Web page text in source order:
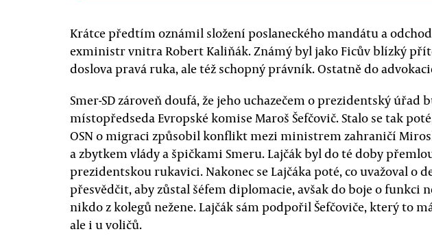
Krátce předtím oznámil složení poslaneckého mandátu a
exministr vnitra Robert Kaliňák. Známý byl jako Ficův blízký
doslova pravá ruka, ale též schopný právník. Ostatně do
Smer-SD zároveň doufá, že jeho uchazečem o prezidentský úřad
místopředseda Evropské komise Maroš Šefčovič. Stalo se tak
OSN o migraci způsobil konflikt mezi ministrem zahraničí
a zbytkem vlády a špičkami Smeru. Lajčák byl do té doby
prezidentskou rukavici. Nakonec se Lajčáka poté, co uvažoval o
přesvědčit, aby zůstal šéfem diplomacie, avšak do boje o funkci
nikdo z kolegů nežene. Lajčák sám podpořil Šefčoviče, který to
ale i u voličů.